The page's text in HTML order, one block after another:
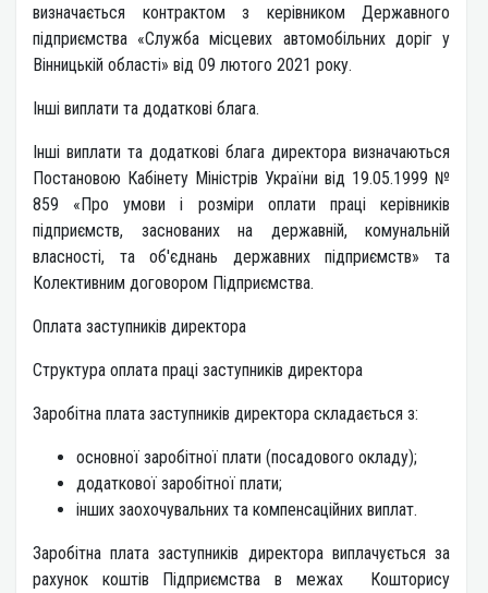
визначається контрактом з керівником Державного
підприємства «Служба місцевих автомобільних доріг у
Вінницькій області» від 09 лютого 2021 року.
Інші виплати та додаткові блага.
Інші виплати та додаткові блага директора визначаються
Постановою Кабінету Міністрів України від 19.05.1999 №
859 «Про умови і розміри оплати праці керівників
підприємств, заснованих на державній, комунальній
власності, та об'єднань державних підприємств» та
Колективним договором Підприємства.
Оплата заступників директора
Структура оплата праці заступників директора
Заробітна плата заступників директора складається з:
основної заробітної плати (посадового окладу);
додаткової заробітної плати;
інших заохочувальних та компенсаційних виплат.
Заробітна плата заступників директора виплачується за
рахунок коштів Підприємства в межах Кошторису